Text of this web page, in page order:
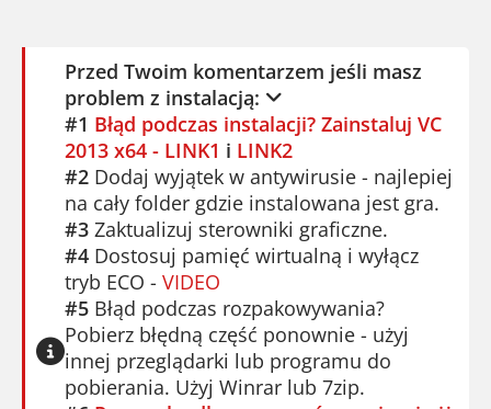
Przed Twoim komentarzem jeśli masz
problem z instalacją:
#1 Błąd podczas instalacji? Zainstaluj VC
2013 x64 - LINK1 i LINK2
#2 Dodaj wyjątek w antywirusie - najlepiej
na cały folder gdzie instalowana jest gra.
#3 Zaktualizuj sterowniki graficzne.
#4 Dostosuj pamięć wirtualną i wyłącz
tryb ECO - VIDEO
#5 Błąd podczas rozpakowywania?
Pobierz błędną część ponownie - użyj
innej przeglądarki lub programu do
pobierania. Użyj Winrar lub 7zip.